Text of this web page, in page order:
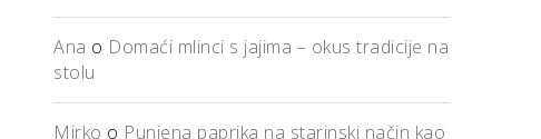
Ana o Domaći mlinci s jajima – okus tradicije na
stolu
Mirko o Punjena paprika na starinski način kao